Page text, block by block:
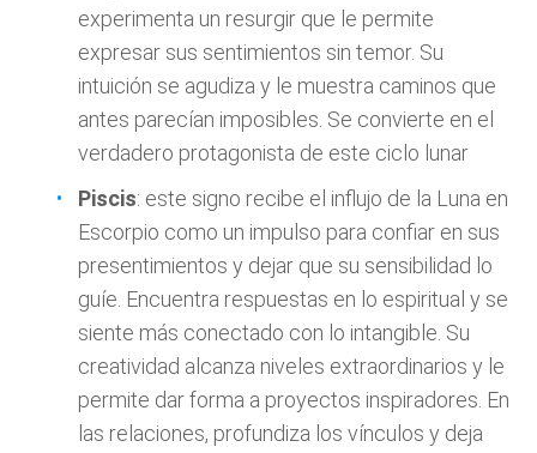
experimenta un resurgir que le permite
expresar sus sentimientos sin temor. Su
intuición se agudiza y le muestra caminos que
antes parecían imposibles. Se convierte en el
verdadero protagonista de este ciclo lunar
Piscis: este signo recibe el influjo de la Luna en
Escorpio como un impulso para confiar en sus
presentimientos y dejar que su sensibilidad lo
guíe. Encuentra respuestas en lo espiritual y se
siente más conectado con lo intangible. Su
creatividad alcanza niveles extraordinarios y le
permite dar forma a proyectos inspiradores. En
las relaciones, profundiza los vínculos y deja